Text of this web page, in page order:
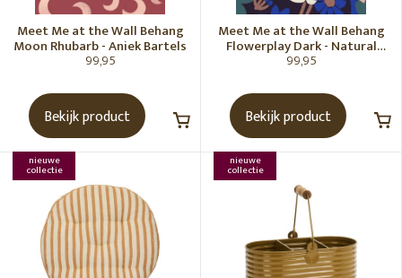
Meet Me at the Wall Behang
Moon Rhubarb - Aniek Bartels
99,95
Bekijk product
Meet Me at the Wall Behang
Flowerplay Dark - Natural
Noord
99,95
Bekijk product
nieuwe
collectie
nieuwe
collectie